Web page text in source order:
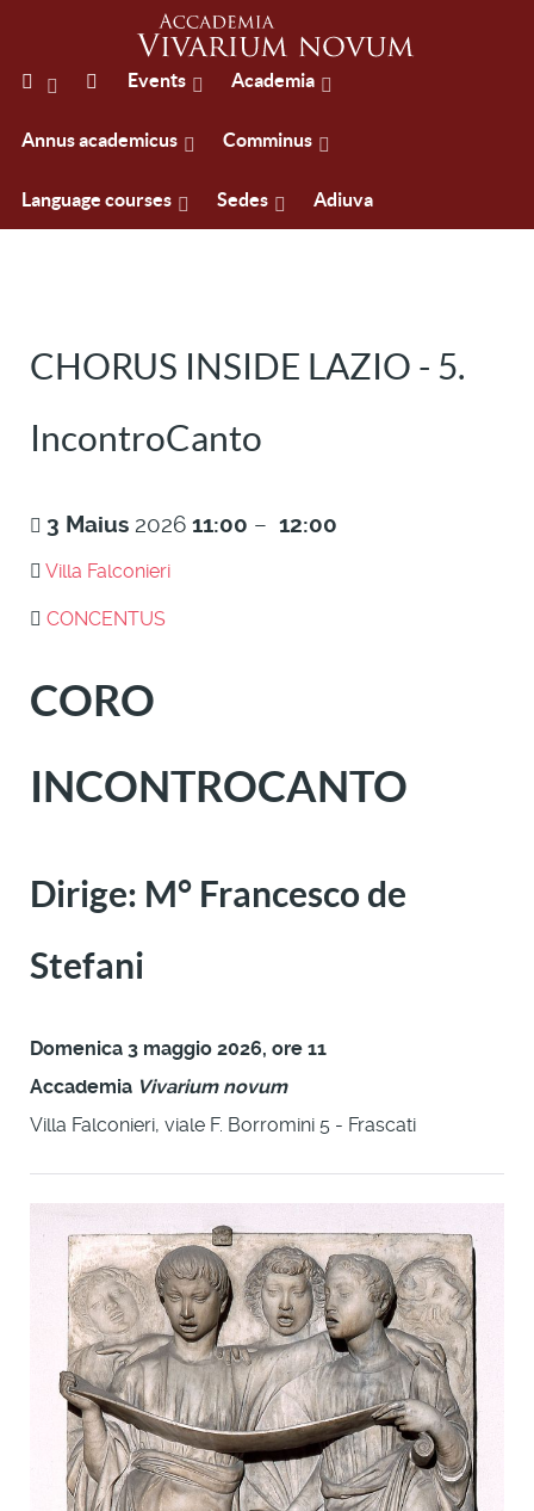
Events Academia
Annus academicus Comminus
Language courses Sedes Adiuva
CHORUS INSIDE LAZIO - 5.
IncontroCanto
3 Maius 2026 11:00 – 12:00
Villa Falconieri
CONCENTUS
CORO
INCONTROCANTO
Dirige: M° Francesco de
Stefani
Domenica 3 maggio 2026, ore 11
Accademia Vivarium novum
Villa Falconieri, viale F. Borromini 5 - Frascati